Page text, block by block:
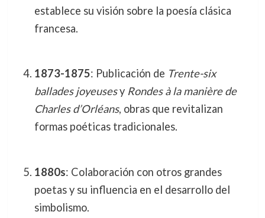
establece su visión sobre la poesía clásica
francesa.
1873-1875: Publicación de Trente-six
ballades joyeusesy Rondes à la manière de
Charles d’Orléans, obras que revitalizan
formas poéticas tradicionales.
1880s: Colaboración con otros grandes
poetas y su influencia en el desarrollo del
simbolismo.